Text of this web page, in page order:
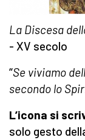
La Discesa
- XV secolo
“Se viviamo
secondo lo
L’icona si
solo gesto